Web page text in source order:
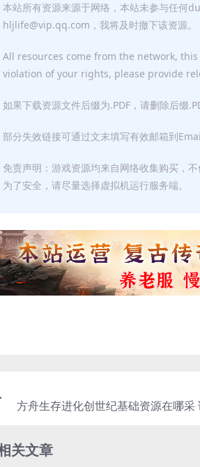
本站所有资源来源于网络，本站未参与任何
hljlife@vip.qq.com，我将及时撤下该资源。
All resources come from the network,
violation of your rights, please provide
如果下载资源文件后缀为.PDF，请删除后缀
部分失效链接可通过文末填写有效邮箱到
免责声明：游戏资源均来自网络收集购买，
为了安全，请尽量选择虚拟机运行服务端。
方舟生存进化创世纪基础资源在哪采
关文章